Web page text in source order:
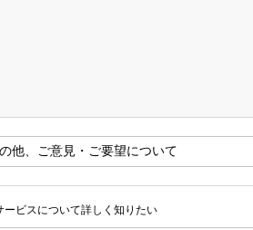
ービスについて詳しく知りたい